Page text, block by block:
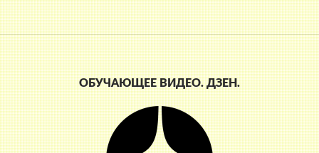
ОБУЧАЮЩЕЕ ВИДЕО. ДЗЕН.